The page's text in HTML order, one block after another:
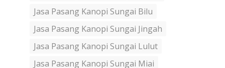
Jasa Pasang Kanopi Sungai Bilu
Jasa Pasang Kanopi Sungai Jingah
Jasa Pasang Kanopi Sungai Lulut
Jasa Pasang Kanopi Sungai Miai